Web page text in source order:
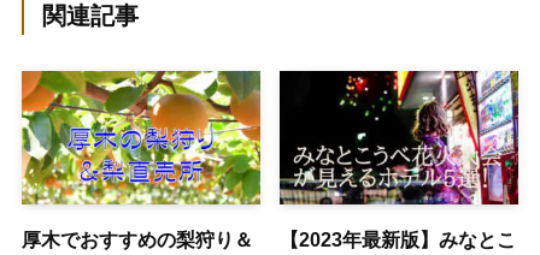
関連記事
厚木でおすすめの梨狩り＆
【2023年最新版】みなとこ